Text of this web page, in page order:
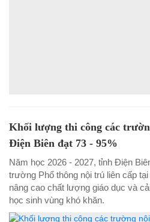
Khối lượng thi công các
Điện Biên đạt 73 - 95%
Năm học 2026 - 2027, tỉnh Điện
trường Phổ thông nội trú liên cấp
nâng cao chất lượng giáo dục và
học sinh vùng khó khăn.